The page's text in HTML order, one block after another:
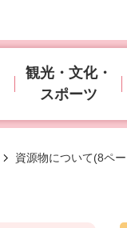
観光・文化・
スポーツ
資源物について(8ペ